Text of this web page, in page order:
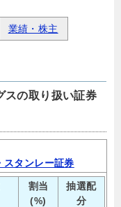
業績・株主
スの取り扱い証券
スタンレー証券
割当
(%)
抽選配
分